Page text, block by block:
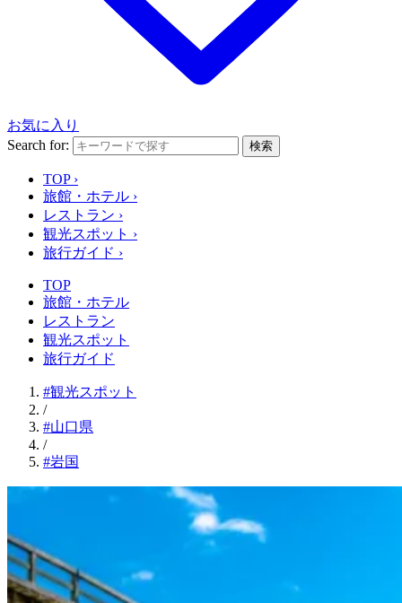
お気に入り
Search for:
検索
TOP ›
旅館・ホテル ›
レストラン ›
観光スポット ›
旅行ガイド ›
TOP
旅館・ホテル
レストラン
観光スポット
旅行ガイド
#観光スポット
/
#山口県
/
#岩国